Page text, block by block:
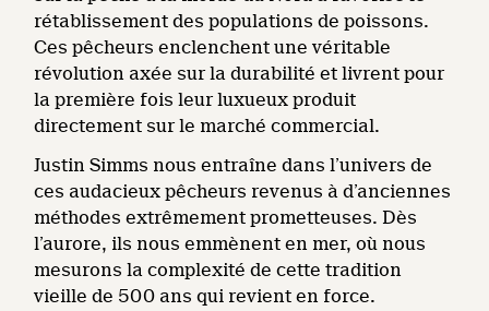
rétablissement des populations de poissons.
Ces pêcheurs enclenchent une véritable
révolution axée sur la durabilité et livrent pour
la première fois leur luxueux produit
directement sur le marché commercial.
Justin Simms nous entraîne dans l’univers de
ces audacieux pêcheurs revenus à d’anciennes
méthodes extrêmement prometteuses. Dès
l’aurore, ils nous emmènent en mer, où nous
mesurons la complexité de cette tradition
vieille de 500 ans qui revient en force.